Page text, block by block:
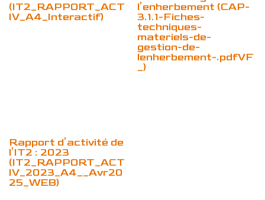
(IT2_RAPPORT_ACT
IV_A4_Interactif)
l’enherbement (CAP-
3.1.1-Fiches-
techniques-
materiels-de-
gestion-de-
lenherbement-.pdfVF
_)
Rapport d’activité de
l’IT2 : 2023
(IT2_RAPPORT_ACT
IV_2023_A4__Avr20
25_WEB)